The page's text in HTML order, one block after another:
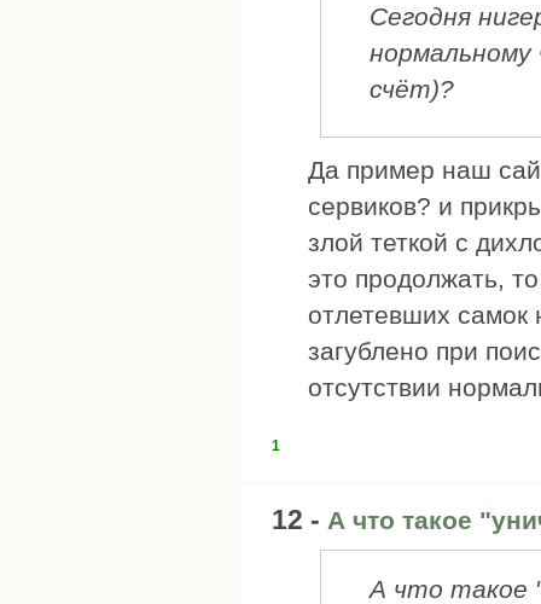
Сегодня
нормальному
счёт)?
Да пример наш
сервиков? и
злой теткой с
это продолжать,
отлетевших самок
загублено при
отсутствии
1
12 - А что такое
А что такое